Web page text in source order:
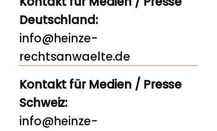
Deutschland:
info@heinze-
rechtsanwaelte.de
Kontakt für Medien / Presse
Schweiz:
info@heinze-